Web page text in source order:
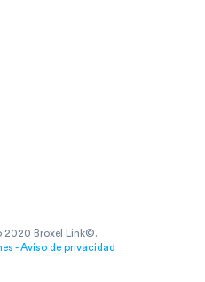
2020 Broxel Link©.
- Aviso de privacidad